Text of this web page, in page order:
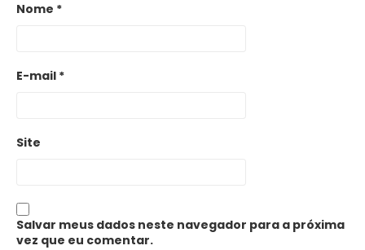
Nome *
E-mail *
Site
Salvar meus dados neste navegador para a próxima
vez que eu comentar.